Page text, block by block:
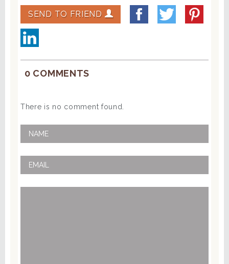
SEND TO FRIEND
0 COMMENTS
There is no comment found.